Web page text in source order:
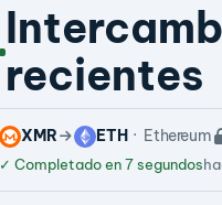
recientes
XMR ETH Ethereum
✓ Completado en 7 segundos